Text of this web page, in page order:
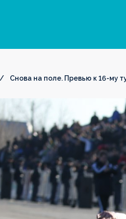
Снова на поле. Превью к 16-му